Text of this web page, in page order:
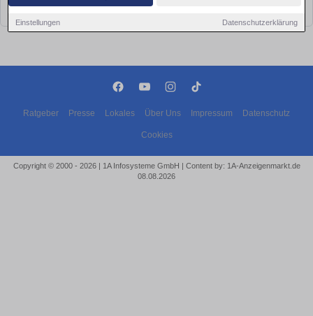
Einstellungen Datenschutzerklärung
Ratgeber Presse Lokales Über Uns Impressum Datenschutz
Cookies
Copyright © 2000 - 2026 | 1A Infosysteme GmbH | Content by: 1A-Anzeigenmarkt.de
08.08.2026